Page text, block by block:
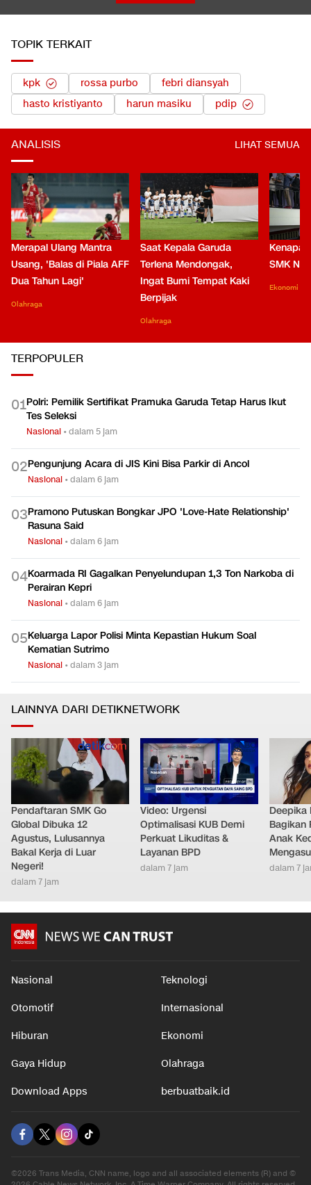
TOPIK TERKAIT
kpk rossa purbo
febri diansyah
hasto kristiyanto
harun masiku pdip
ANALISIS LIHAT SEMUA
Merapal Ulang Mantra
Usang, 'Balas di Piala AFF
Dua Tahun Lagi'
Olahraga
Saat Kepala Garuda
Terlena Mendongak,
Ingat Bumi Tempat Kaki
Berpijak
Olahraga
Kenapa
SMK
Ekonomi
TERPOPULER
01Polri: Pemilik Sertifikat Pramuka Garuda Tetap Harus Ikut
Tes Seleksi
Nasional •dalam 5 jam
02Pengunjung Acara di JIS Kini Bisa Parkir di Ancol
Nasional •dalam 6 jam
03Pramono Putuskan Bongkar JPO 'Love-Hate Relationship'
Rasuna Said
Nasional •dalam 6 jam
04Koarmada RI Gagalkan Penyelundupan 1,3 Ton Narkoba di
Perairan Kepri
Nasional •dalam 6 jam
05Keluarga Lapor Polisi Minta Kepastian Hukum Soal
Kematian Sutrimo
Nasional •dalam 3 jam
LAINNYA DARI DETIKNETWORK
Pendaftaran SMK Go
Global Dibuka 12
Agustus, Lulusannya
Bakal Kerja di Luar
Negeri!
dalam 7 jam
Video: Urgensi
Optimalisasi KUB Demi
Perkuat Likuditas &
Layanan BPD
dalam 7 jam
Deepika
Bagikan
Anak
dalam 7
Nasional Teknologi
Otomotif Internasional
Hiburan Ekonomi
Gaya Hidup Olahraga
Download Apps berbuatbaik.id
©2026 Trans Media, CNN name, logo and all associated elements (R) and ©